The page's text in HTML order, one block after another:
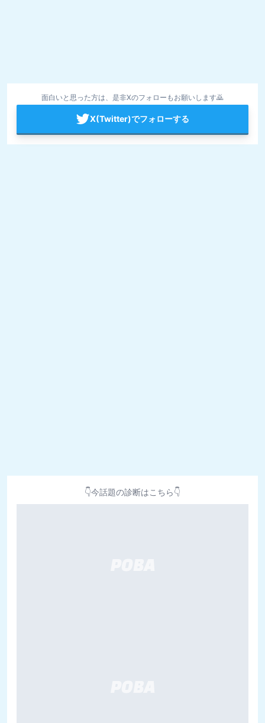
面白いと思った方は、是非Xのフォローもお願いします🙇
X(Twitter)でフォローする
👇今話題の診断はこちら👇